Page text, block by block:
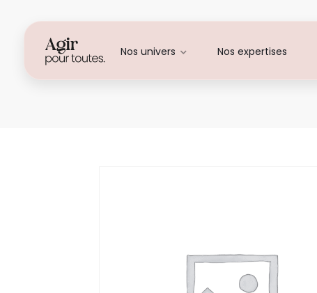
Nos univers Nos expertises
Angelique ANTERE